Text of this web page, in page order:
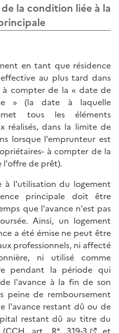
la condition liée à la
en tant que résidence
au plus tard dans
à compter de la « date de
» (la date à laquelle
tous les éléments
réalisés, dans la limite de
lorsque l'emprunteur est
à compter de la
l'offre de prêt).
à l'utilisation du logement
principale doit être
que l'avance n'est pas
Ainsi, un logement
a été émise ne peut être
professionnels, ni affecté
ni utilisé comme
pendant la période qui
l'avance à la fin de son
peine de remboursement
l'avance restant dû ou de
restant dû au titre du